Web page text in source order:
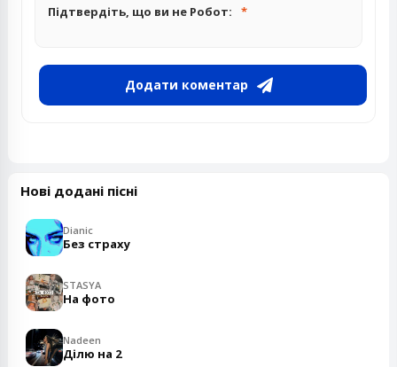
Підтвердіть, що ви не Робот:
Додати коментар
Нові додані пісні
Dianic
Без страху
STASYA
На фото
Nadeen
Ділю на 2